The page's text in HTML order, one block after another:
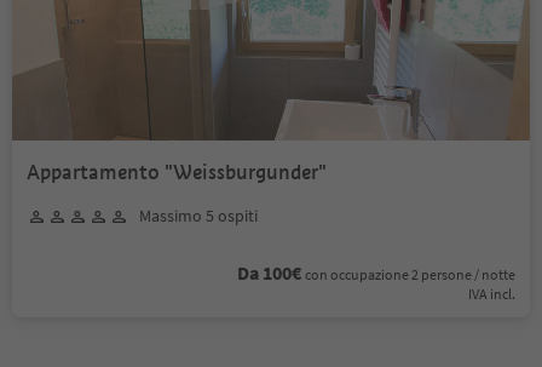
Appartamento "Weissburgunder"
Massimo 5 ospiti
Da 100€ con occupazione 2 persone / notte
IVA incl.